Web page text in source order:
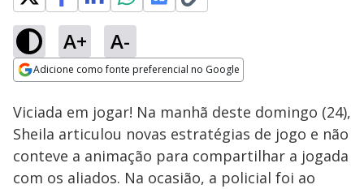
A+ A-
Adicione como fonte preferencial no Google
Ativar
Loaded:
43.37%
Viciada em jogar! Na manhã deste domingo (24),
Sheila articulou novas estratégias de jogo e não
conteve a animação para compartilhar a jogada
com os aliados. Na ocasião, a policial foi ao